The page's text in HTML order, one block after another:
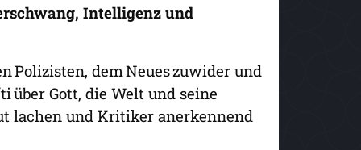
Intelligenz und
Polizisten, dem Neues zuwider und
über Gott, die Welt und seine
lachen und Kritiker anerkennend